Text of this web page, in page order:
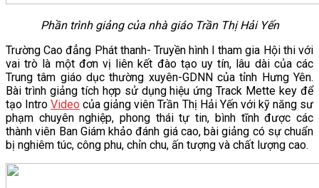
Phần trình giảng của nhà giáo Trần Thị Hải Yến
Trường Cao đẳng Phát thanh- Truyền hình I tham gia Hội thi với
vai trò là một đơn vị liên kết đào tạo uy tín, lâu dài của các
Trung tâm giáo dục thường xuyên-GDNN của tỉnh Hưng Yên.
Bài trình giảng tích hợp sử dụng hiệu ứng Track Mette key để
tạo IntroVideo của giảng viên Trần Thị Hải Yến với kỹ năng sư
phạm chuyên nghiệp, phong thái tự tin, bình tĩnh được các
thành viên Ban Giám khảo đánh giá cao, bài giảng có sự chuẩn
bị nghiêm túc, công phu, chỉn chu, ấn tượng và chất lượng cao.